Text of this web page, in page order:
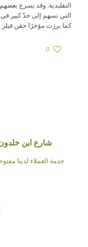
التقليدية. وقد يسرع
التي تسهم إلى حدّ كبير
كما برزت مؤخرًا حقن فيلر
0
شارع ابن خلدون 83، الدوار الرابع عمّان